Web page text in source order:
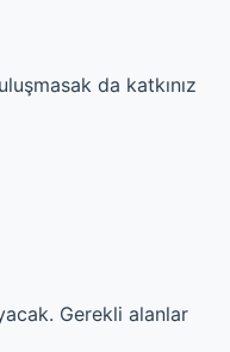
da katkınız
Gerekli alanlar